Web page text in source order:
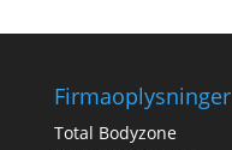
Firmaoplysninger
Total Bodyzone